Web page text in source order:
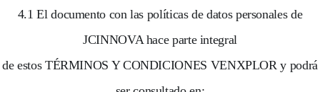
4.1 El documento con las políticas de datos personales de
JCINNOVA hace parte integral
de estos TÉRMINOS Y CONDICIONES VENXPLOR y podrá